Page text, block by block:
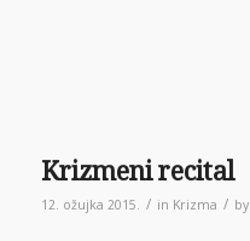
Krizmeni recital
12. ožujka 2015. / in Krizma / by